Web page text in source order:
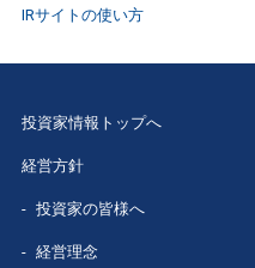
有価証券報告書
株主様向け報告書
三菱総研グループレポ
スポンサードリサーチ
株式事務手続き
株価情報（Yahoo!ファ
特色と強み
グループ企業
IRサイトの使い方
投資家情報トップへ
経営方針
投資家の皆様へ
経営理念